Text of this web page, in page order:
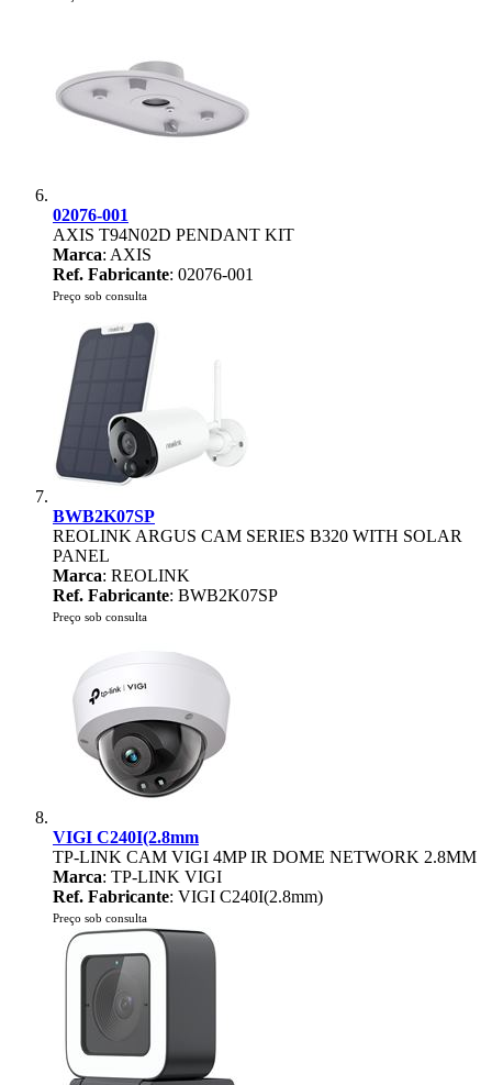
02076-001
AXIS T94N02D PENDANT KIT
Marca: AXIS
Ref. Fabricante: 02076-001
Preço sob consulta
BWB2K07SP
REOLINK ARGUS CAM SERIES B320 WITH SOLAR
PANEL
Marca: REOLINK
Ref. Fabricante: BWB2K07SP
Preço sob consulta
VIGI C240I(2.8mm
TP-LINK CAM VIGI 4MP IR DOME NETWORK 2.8MM
Marca: TP-LINK VIGI
Ref. Fabricante: VIGI C240I(2.8mm)
Preço sob consulta